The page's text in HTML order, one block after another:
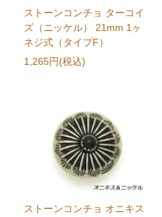
ストーンコンチョ ターコイ
ズ（ニッケル） 21mm 1ヶ
ネジ式（タイプF）
1,265円(税込)
ストーンコンチョ オニキス